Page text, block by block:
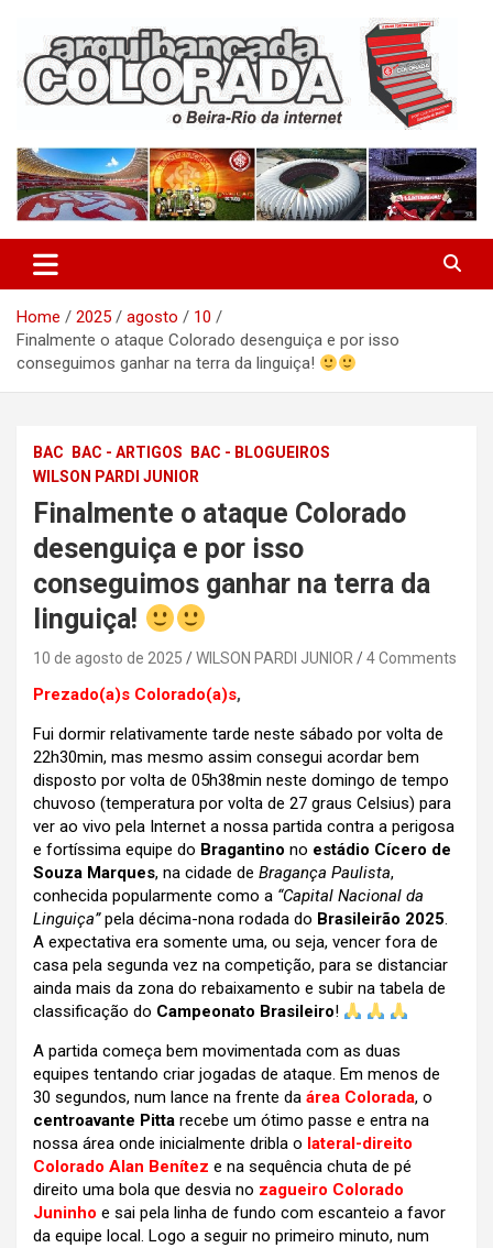
content
Arquibancada Colorada
Home 2025 agosto
10
Finalmente o ataque Colorado desenguiça e por isso
conseguimos ganhar na terra da linguiça!
BAC BAC - ARTIGOS
BAC - BLOGUEIROS
WILSON PARDI JUNIOR
Finalmente o ataque Colorado
desenguiça e por isso
conseguimos ganhar na terra da
linguiça!
10 de agosto de 2025 WILSON PARDI JUNIOR 4 Comments
Prezado(a)s Colorado(a)s,
Fui dormir relativamente tarde neste sábado por volta de
22h30min, mas mesmo assim consegui acordar bem
disposto por volta de 05h38min neste domingo de tempo
chuvoso (temperatura por volta de 27 graus Celsius) para
ver ao vivo pela Internet a nossa partida contra a perigosa
e fortíssima equipe do Bragantino no estádio Cícero de
Souza Marques, na cidade de Bragança Paulista,
conhecida popularmente como a “Capital Nacional da
Linguiça”pela décima-nona rodada do Brasileirão 2025.
A expectativa era somente uma, ou seja, vencer fora de
casa pela segunda vez na competição, para se distanciar
ainda mais da zona do rebaixamento e subir na tabela de
classificação do Campeonato Brasileiro!
A partida começa bem movimentada com as duas
equipes tentando criar jogadas de ataque. Em menos de
30 segundos, num lance na frente da área Colorada, o
centroavante Pitta recebe um ótimo passe e entra na
nossa área onde inicialmente dribla o lateral-direito
Colorado Alan Benítez e na sequência chuta de pé
direito uma bola que desvia no zagueiro Colorado
Juninho e sai pela linha de fundo com escanteio a favor
da equipe local. Logo a seguir no primeiro minuto, num